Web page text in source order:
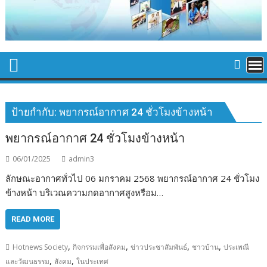
ป้ายกำกับ:พยากรณ์อากาศ 24 ชั่วโมงข้างหน้า
พยากรณ์อากาศ 24 ชั่วโมงข้างหน้า
06/01/2025 admin3
ลักษณะอากาศทั่วไป 06 มกราคม 2568 พยากรณ์อากาศ 24 ชั่วโมง
ข้างหน้า บริเวณความกดอากาศสูงหรือม…
READ MORE
Hotnews Society,กิจกรรมเพื่อสังคม,ข่าวประชาสัมพันธ์, ชาวบ้าน,ประเพณี
และวัฒนธรรม, สังคม,ในประเทศ